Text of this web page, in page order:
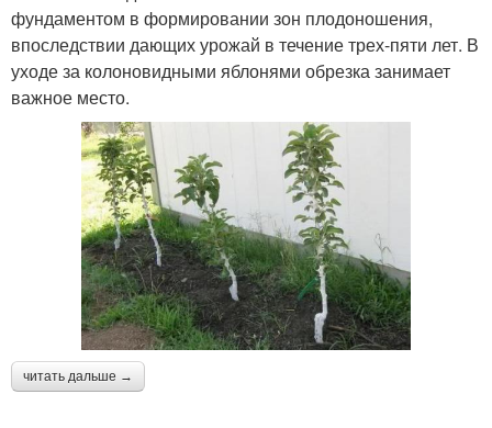
фундаментом в формировании зон плодоношения,
впоследствии дающих урожай в течение трех-пяти лет. В
уходе за колоновидными яблонями обрезка занимает
важное место.
читать дальше →